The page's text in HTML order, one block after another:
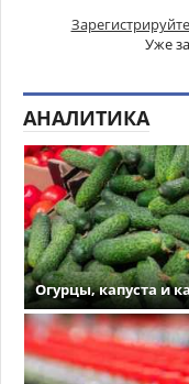
Уже
АНАЛИТИКА
Огурцы, капуста и